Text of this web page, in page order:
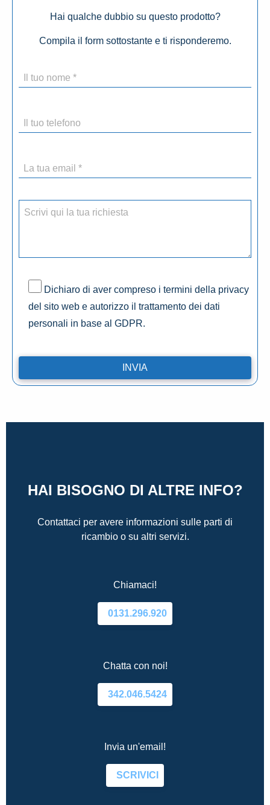
Hai qualche dubbio su questo prodotto?
Compila il form sottostante e ti risponderemo.
Dichiaro di aver compreso i termini della privacy
del sito web e autorizzo il trattamento dei dati
personali in base al GDPR.
HAI BISOGNO DI ALTRE INFO?
Contattaci per avere informazioni sulle parti di
ricambio o su altri servizi.
Chiamaci!
0131.296.920
Chatta con noi!
342.046.5424
Invia un'email!
SCRIVICI